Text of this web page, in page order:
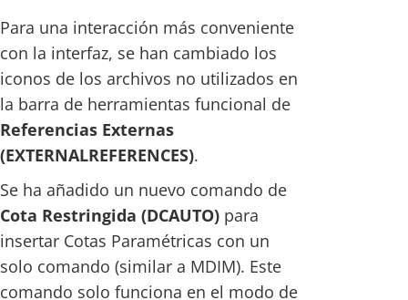
Para una interacción más conveniente
con la interfaz, se han cambiado los
iconos de los archivos no utilizados en
la barra de herramientas funcional de
Referencias Externas
(EXTERNALREFERENCES).
Se ha añadido un nuevo comando de
Cota Restringida (DCAUTO) para
insertar Cotas Paramétricas con un
solo comando (similar a MDIM). Este
comando solo funciona en el modo de